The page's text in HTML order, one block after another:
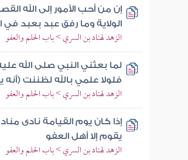
إن من أحب الأمور إلى الله
الولاية وما رفق عبد بعبد في
الزهد لهناد بن السري > باب الحلم والعفو
لما بعثني النبي صلى الله
فلولا علمي بالله لظننت
الزهد لهناد بن السري > باب الحلم والعفو
إذا كان يوم القيامة نادى
يقوم إلا أهل العفو
الزهد لهناد بن السري > باب الحلم والعفو